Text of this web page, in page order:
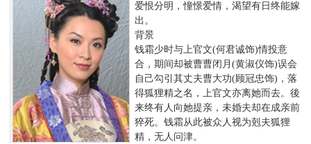
爱恨分明，憧憬爱情，渴望有日终能嫁
出。
背景
钱霜少时与上官文(何君诚饰)情投意
合，期间却被曹曹闭月(黄淑仪饰)误会
自己勾引其丈夫曹大功(顾冠忠饰)，落
得狐狸精之名，上官文亦离她而去。後
来终有人向她提亲，未婚夫却在成亲前
猝死。钱霜从此被众人视为剋夫狐狸
精，无人问津。